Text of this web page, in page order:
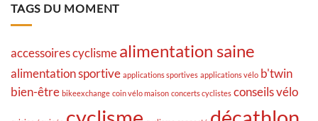
TAGS DU MOMENT
accessoires cyclismealimentation saine
alimentation sportive applications sportives applications vélo b'twin
bien-être bikeexchange coin vélo maison concerts cyclistes conseils vélo